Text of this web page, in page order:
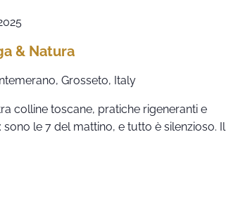
& Natura
Grosseto, Italy
colline toscane, pratiche rigeneranti e
le 7 del mattino, e tutto è silenzioso.